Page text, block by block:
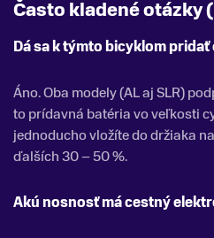
Často kladené otázky
Dá sa k týmto bicyklom
Áno. Oba modely (AL aj SLR)
to prídavná batéria vo veľkosti
jednoducho vložíte do držiaka
ďalších 30 – 50 %.
Akú nosnosť má cestný